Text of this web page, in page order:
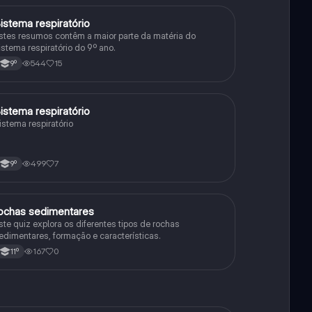
Ciências Naturais
respiratório
resumos contêm a maior parte da matéria do
respiratório do 9º ano.
9º 544 15
Ciências Naturais
respiratório
respiratório
9º 499 7
Ciências Naturais
sedimentares
quiz explora os diferentes tipos de rochas
formação e características.
11º 167 0